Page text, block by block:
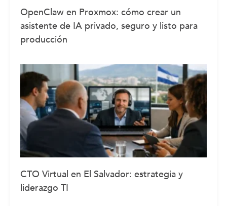
OpenClaw en Proxmox: cómo crear un
asistente de IA privado, seguro y listo para
producción
CTO Virtual en El Salvador: estrategia y
liderazgo TI